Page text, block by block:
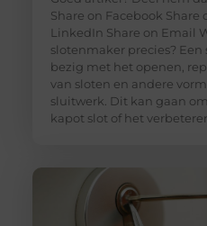
Share on Facebook Share
LinkedIn Share on Email
slotenmaker precies?
bezig met het openen,
van sloten en andere
sluitwerk. Dit kan gaan
kapot slot of het